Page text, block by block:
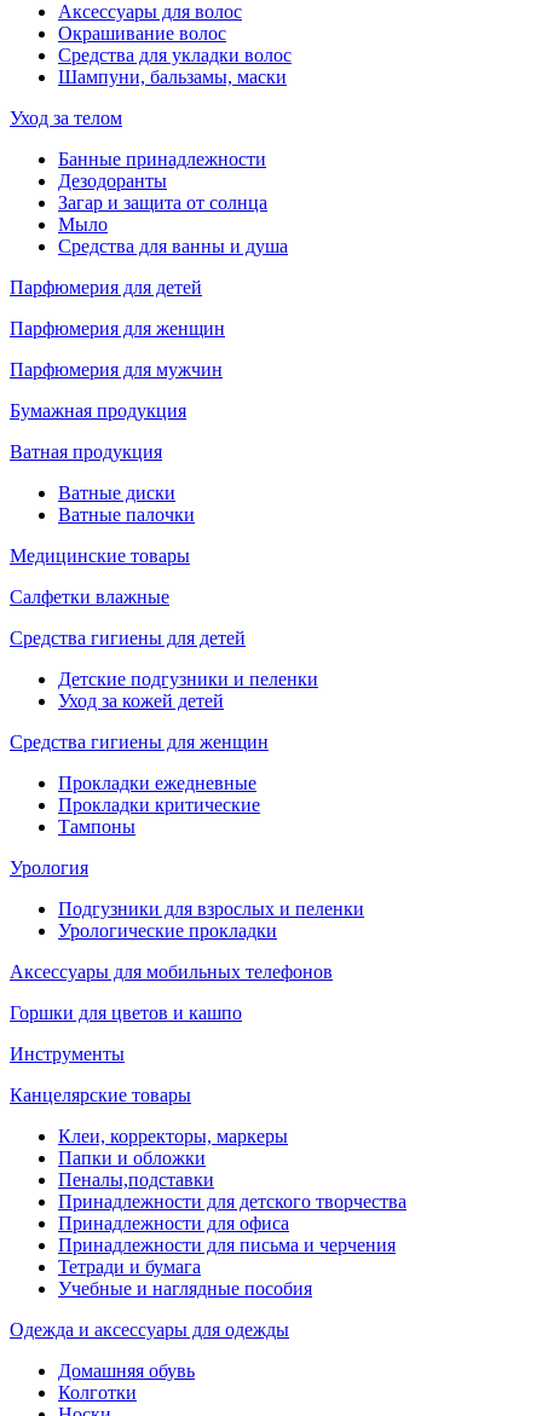
Аксессуары для волос
Окрашивание волос
Средства для укладки волос
Шампуни, бальзамы, маски
Уход за телом
Банные принадлежности
Дезодоранты
Загар и защита от солнца
Мыло
Средства для ванны и душа
Парфюмерия для детей
Парфюмерия для женщин
Парфюмерия для мужчин
Бумажная продукция
Ватная продукция
Ватные диски
Ватные палочки
Медицинские товары
Салфетки влажные
Средства гигиены для детей
Детские подгузники и пеленки
Уход за кожей детей
Средства гигиены для женщин
Прокладки ежедневные
Прокладки критические
Тампоны
Урология
Подгузники для взрослых и пеленки
Урологические прокладки
Аксессуары для мобильных телефонов
Горшки для цветов и кашпо
Инструменты
Канцелярские товары
Клеи, корректоры, маркеры
Папки и обложки
Пеналы,подставки
Принадлежности для детского творчества
Принадлежности для офиса
Принадлежности для письма и черчения
Тетради и бумага
Учебные и наглядные пособия
Одежда и аксессуары для одежды
Домашняя обувь
Колготки